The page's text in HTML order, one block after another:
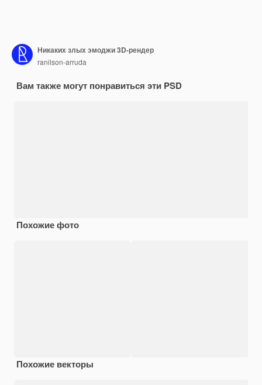
Никаких злых эмоджи 3D-рендер
ranilson-arruda
Вам также могут понравиться эти PSD
Похожие фото
Похожие векторы